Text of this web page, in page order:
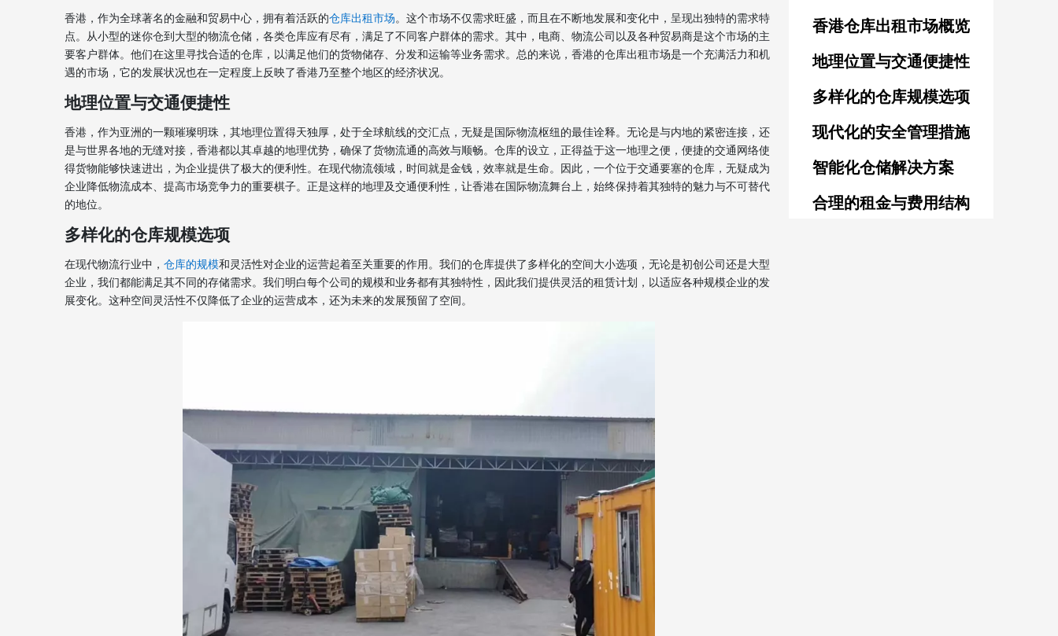
香港，作为全球著名的金融和贸易中心，拥有着活跃的仓库出租市场。这个市场不仅需求旺盛，而且在不断地发展和变化中，呈现出独特的需求特
点。从小型的迷你仓到大型的物流仓储，各类仓库应有尽有，满足了不同客户群体的需求。其中，电商、物流公司以及各种贸易商是这个市场的主
要客户群体。他们在这里寻找合适的仓库，以满足他们的货物储存、分发和运输等业务需求。总的来说，香港的仓库出租市场是一个充满活力和机
遇的市场，它的发展状况也在一定程度上反映了香港乃至整个地区的经济状况。
地理位置与交通便捷性
香港，作为亚洲的一颗璀璨明珠，其地理位置得天独厚，处于全球航线的交汇点，无疑是国际物流枢纽的最佳诠释。无论是与内地的紧密连接，还
是与世界各地的无缝对接，香港都以其卓越的地理优势，确保了货物流通的高效与顺畅。仓库的设立，正得益于这一地理之便，便捷的交通网络使
得货物能够快速进出，为企业提供了极大的便利性。在现代物流领域，时间就是金钱，效率就是生命。因此，一个位于交通要塞的仓库，无疑成为
企业降低物流成本、提高市场竞争力的重要棋子。正是这样的地理及交通便利性，让香港在国际物流舞台上，始终保持着其独特的魅力与不可替代
的地位。
多样化的仓库规模选项
在现代物流行业中， 仓库的规模和灵活性对企业的运营起着至关重要的作用。我们的仓库提供了多样化的空间大小选项，无论是初创公司还是大型
企业，我们都能满足其不同的存储需求。我们明白每个公司的规模和业务都有其独特性，因此我们提供灵活的租赁计划，以适应各种规模企业的发
展变化。这种空间灵活性不仅降低了企业的运营成本，还为未来的发展预留了空间。
香港仓库出租市场概览
地理位置与交通便捷性
多样化的仓库规模选项
现代化的安全管理措施
智能化仓储解决方案
合理的租金与费用结构